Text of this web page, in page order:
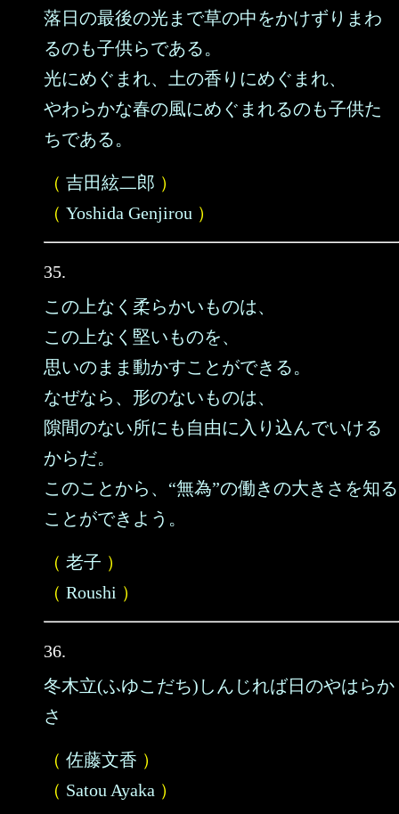
落日の最後の光まで草の中をかけずりまわ
るのも子供らである。
光にめぐまれ、土の香りにめぐまれ、
やわらかな春の風にめぐまれるのも子供た
ちである。
（ 吉田絃二郎 ）
（ Yoshida Genjirou ）
35.
この上なく柔らかいものは、
この上なく堅いものを、
思いのまま動かすことができる。
なぜなら、形のないものは、
隙間のない所にも自由に入り込んでいける
からだ。
このことから、“無為”の働きの大きさを知る
ことができよう。
（ 老子 ）
（ Roushi ）
36.
冬木立(ふゆこだち)しんじれば日のやはらか
さ
（ 佐藤文香 ）
（ Satou Ayaka ）